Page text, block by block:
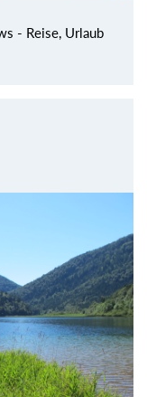
- Reise, Urlaub